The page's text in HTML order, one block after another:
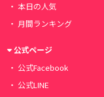
本日の人気
月間ランキング
公式ページ
公式Facebook
公式LINE